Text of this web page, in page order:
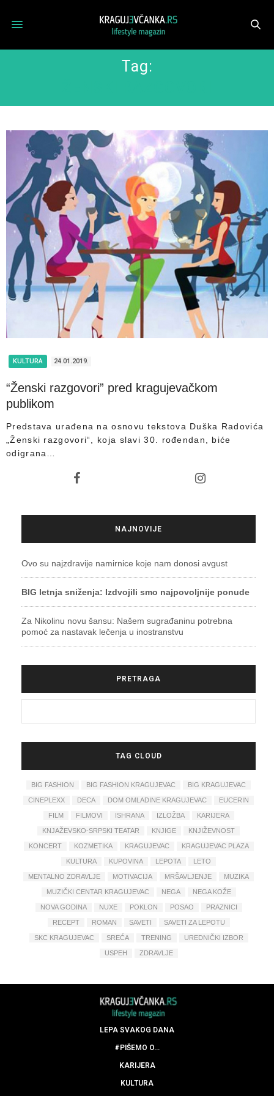
Tag:
KULTURA 24.01.2019.
“Ženski razgovori” pred kragujevačkom
publikom
Predstava urađena na osnovu tekstova Duška Radovića
„Ženski razgovori“, koja slavi 30. rođendan, biće
odigrana…
NAJNOVIJE
Ovo su najzdravije namirnice koje nam donosi avgust
BIG letnja sniženja: Izdvojili smo najpovoljnije ponude
Za Nikolinu novu šansu: Našem sugrađaninu potrebna
pomoć za nastavak lečenja u inostranstvu
PRETRAGA
TAG CLOUD
BIG FASHION BIG FASHION KRAGUJEVAC BIG KRAGUJEVAC
CINEPLEXX DECA DOM OMLADINE KRAGUJEVAC EUCERIN
FILM FILMOVI ISHRANA IZLOŽBA KARIJERA
KNJAŽEVSKO-SRPSKI TEATAR KNJIGE KNJIŽEVNOST
KONCERT KOZMETIKA KRAGUJEVAC KRAGUJEVAC PLAZA
KULTURA KUPOVINA LEPOTA LETO
MENTALNO ZDRAVLJE MOTIVACIJA MRŠAVLJENJE MUZIKA
MUZIČKI CENTAR KRAGUJEVAC NEGA NEGA KOŽE
NOVA GODINA NUXE POKLON POSAO PRAZNICI
RECEPT ROMAN SAVETI SAVETI ZA LEPOTU
SKC KRAGUJEVAC SREĆA TRENING UREDNIČKI IZBOR
USPEH ZDRAVLJE
LEPA SVAKOG DANA
#PIŠEMO O…
KARIJERA
KULTURA